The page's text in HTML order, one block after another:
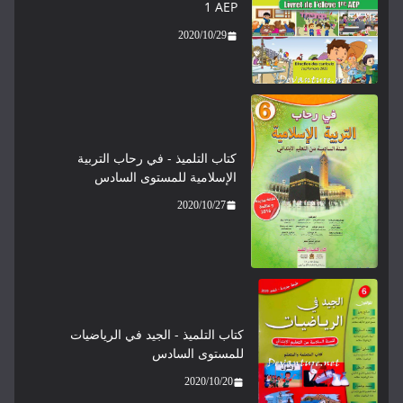
1 AEP
2020/10/29
كتاب التلميذ - في رحاب التربية
الإسلامية للمستوى السادس
2020/10/27
كتاب التلميذ - الجيد في الرياضيات
للمستوى السادس
2020/10/20